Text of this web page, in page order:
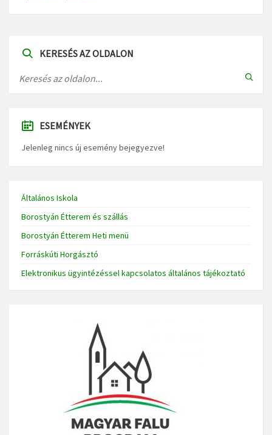
KERESÉS AZ OLDALON
ESEMÉNYEK
Jelenleg nincs új esemény bejegyezve!
Általános Iskola
Borostyán Étterem és szállás
Borostyán Étterem Heti menü
Forráskúti Horgásztó
Elektronikus ügyintézéssel kapcsolatos általános tájékoztató